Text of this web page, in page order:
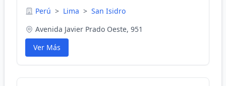
Perú > Lima > San Isidro
Avenida Javier Prado Oeste, 951
Ver Más